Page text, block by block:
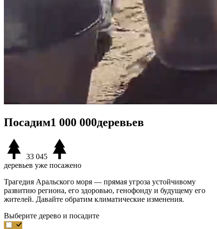
Посадим1 000 000деревьев
33 045
деревьев уже посажено
Трагедия Аральского моря — прямая угроза устойчивому
развитию региона, его здоровью, генофонду и будущему его
жителей. Давайте обратим климатические изменения.
Выберите дерево и посадите